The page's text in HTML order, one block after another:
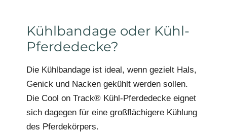
Kühlbandage oder Kühl-
Pferdedecke?
Die Kühlbandage ist ideal, wenn gezielt Hals,
Genick und Nacken gekühlt werden sollen.
Die Cool on Track® Kühl-Pferdedecke eignet
sich dagegen für eine großflächigere Kühlung
des Pferdekörpers.